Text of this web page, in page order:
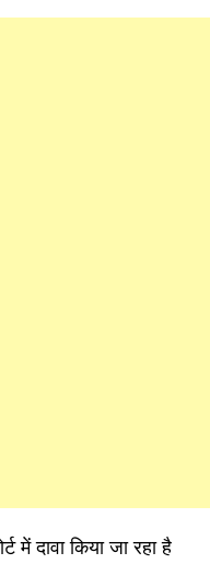
में दावा किया जा रहा है